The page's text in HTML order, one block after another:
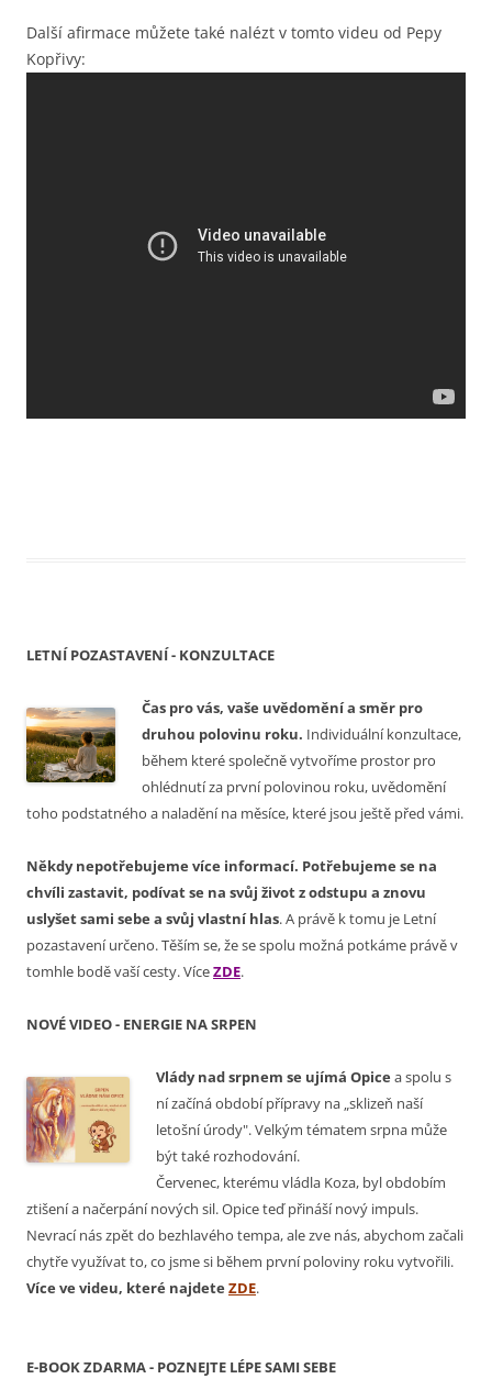
Další afirmace můžete také nalézt v tomto videu od Pepy
Kopřivy:
LETNÍ POZASTAVENÍ - KONZULTACE
Čas pro vás, vaše uvědomění a směr pro
druhou polovinu roku. Individuální konzultace,
během které společně vytvoříme prostor pro
ohlédnutí za první polovinou roku, uvědomění
toho podstatného a naladění na měsíce, které jsou ještě před vámi.
Někdy nepotřebujeme více informací. Potřebujeme se na
chvíli zastavit, podívat se na svůj život z odstupu a znovu
uslyšet sami sebe a svůj vlastní hlas. A právě k tomu je Letní
pozastavení určeno. Těším se, že se spolu možná potkáme právě v
tomhle bodě vaší cesty. VíceZDE.
NOVÉ VIDEO - ENERGIE NA SRPEN
Vlády nad srpnem se ujímá Opice aspolu s
ní začíná období přípravy na „sklizeň naší
letošní úrody".Velkým tématem srpna může
být také rozhodování.
Červenec, kterému vládla Koza, byl obdobím
ztišení a načerpání nových sil. Opice teď přináší nový impuls.
Nevrací nás zpět do bezhlavého tempa, ale zve nás, abychom začali
chytře využívat to, co jsme si během první poloviny roku vytvořili.
Více ve videu, které najdete ZDE.
E-BOOK ZDARMA - POZNEJTE LÉPE SAMI SEBE